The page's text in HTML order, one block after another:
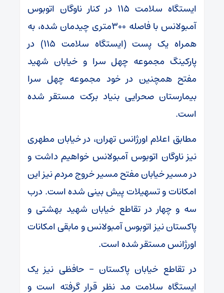
ایستگاه سلامت ۱۱۵ در کنار ناوگان اتوبوس
آمبولانس با فاصله ۳۰۰متری چیدمان شده، به
همراه یک پست (ایستگاه سلامت ۱۱۵) در
پارکینگ مجموعه چهل سرا و خیابان شهید
مفتح همچنین در خود مجموعه چهل سرا
بیمارستان صحرایی بنیاد برکت مستقر شده
است.
مطابق اعلام اورژانس تهران، در خیابان مطهری
نیز ناوگان اتوبوس آمبولانس خواهیم داشت و
در مسیر خیابان مفتح مسیر خروج مردم نیز این
امکانات و تسهیلات پیش بینی شده است. درب
سه و چهار در تقاطع خیابان شهید بهشتی و
پاکستان نیز اتوبوس آمبولانس و مابقی امکانات
اورژانس مستقر شده است.
در تقاطع خیابان پاکستان – حافظی نیز یک
ایستگاه سلامت مد نظر قرار گرفته است و